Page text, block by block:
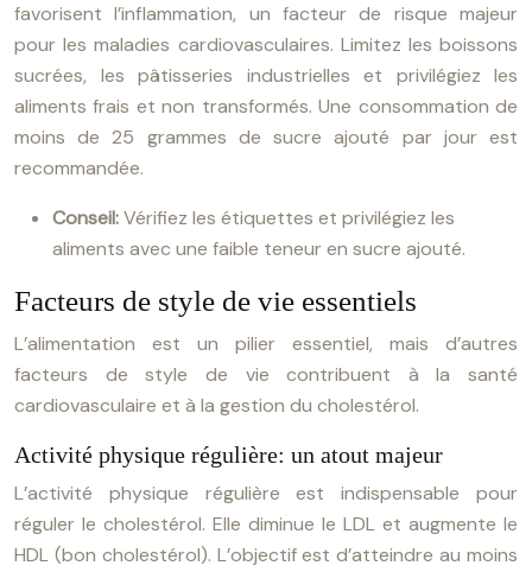
favorisent l’inflammation, un facteur de risque majeur
pour les maladies cardiovasculaires. Limitez les boissons
sucrées, les pâtisseries industrielles et privilégiez les
aliments frais et non transformés. Une consommation de
moins de 25 grammes de sucre ajouté par jour est
recommandée.
Conseil:Vérifiez les étiquettes et privilégiez les
aliments avec une faible teneur en sucre ajouté.
Facteurs de style de vie essentiels
L’alimentation est un pilier essentiel, mais d’autres
facteurs de style de vie contribuent à la santé
cardiovasculaire et à la gestion du cholestérol.
Activité physique régulière: un atout majeur
L’activité physique régulière est indispensable pour
réguler le cholestérol. Elle diminue le LDL et augmente le
HDL (bon cholestérol). L’objectif est d’atteindre au moins